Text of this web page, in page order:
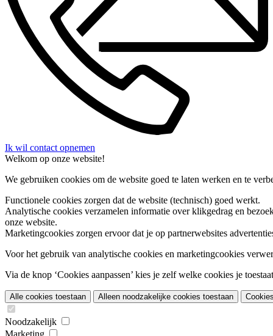
Ik wil contact opnemen
Welkom op onze website!
We gebruiken cookies om de website goed te laten werken en te
Functionele cookies zorgen dat de website (technisch) goed werkt.
Analytische cookies verzamelen informatie over klikgedrag en
onze website.
Marketingcookies zorgen ervoor dat je op partnerwebsites
Voor het gebruik van analytische cookies en marketingcookies
Via de knop ‘Cookies aanpassen’ kies je zelf welke cookies je
Alle cookies toestaan Alleen noodzakelijke cookies toestaan
Noodzakelijk
Marketing